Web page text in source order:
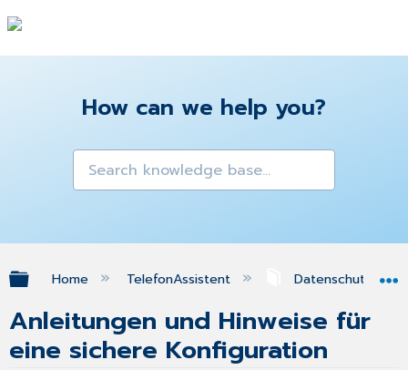
How can we help you?
Expand/collapse global hierarchy
Home TelefonAssistent Datenschutz und
Anleitungen und Hinweise für
eine sichere Konfiguration